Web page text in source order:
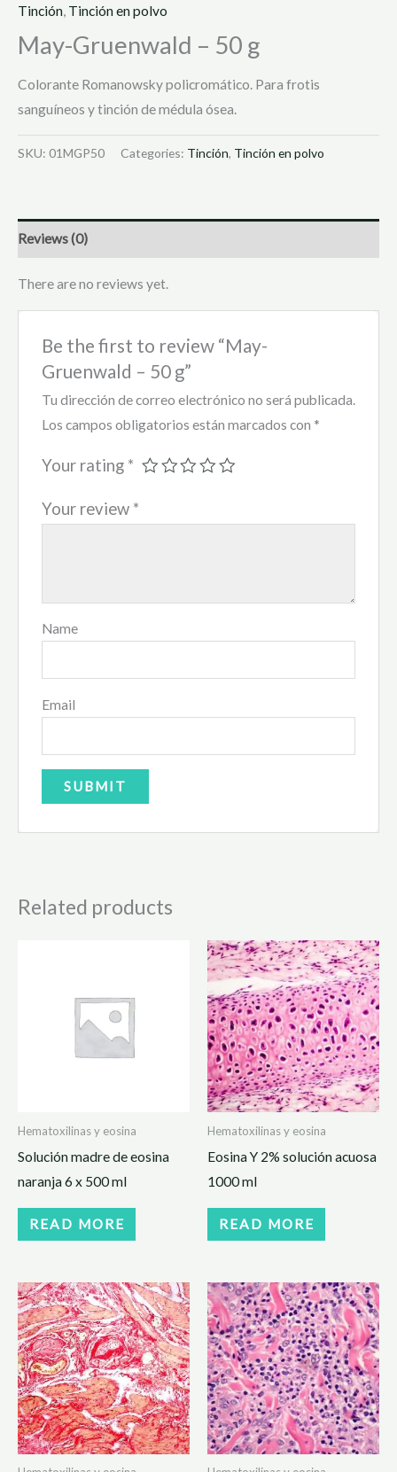
Tinción Tinción en polvo
May-Gruenwald – 50 g
Colorante Romanowsky policromático. Para frotis
sanguíneos y tinción de médula ósea.
SKU: 01MGP50 Categories: Tinción, Tinción en polvo
Reviews (0)
There are no reviews yet.
Be the first to review “May-
Gruenwald – 50 g”
Tu dirección de correo electrónico no será publicada.
Los campos obligatorios están marcados con *
Your rating *
Your review *
Name
Email
Related products
Hematoxilinas y eosina
Solución madre de eosina
naranja 6 x 500 ml
READ MORE
Hematoxilinas y eosina
Eosina Y 2% solución acuosa
1000 ml
READ MORE